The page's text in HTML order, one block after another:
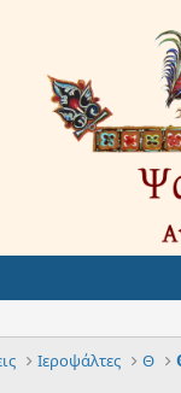
Ιεροψάλτες Θ